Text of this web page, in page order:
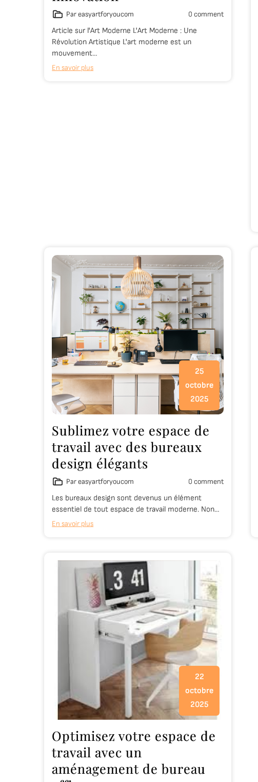
Par easyartforyoucom 0 comment
Article sur l'Art Moderne L'Art Moderne : Une
Révolution Artistique L'art moderne est un
mouvement…
En savoir plus
25
octobre
2025
Sublimez votre espace de
travail avec des bureaux
design élégants
Par easyartforyoucom 0 comment
Les bureaux design sont devenus un élément
essentiel de tout espace de travail moderne. Non…
En savoir plus
22
octobre
2025
Optimisez votre espace de
travail avec un
aménagement de bureau